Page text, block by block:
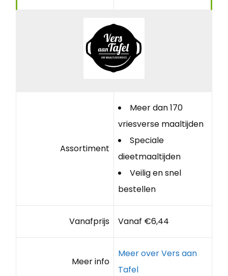
Assortiment
Meer dan 170
vriesverse maaltijden
Speciale
dieetmaaltijden
Veilig en snel
bestellen
Vanafprijs Vanaf €6,44
Meer info
Meer over Vers aan
Tafel